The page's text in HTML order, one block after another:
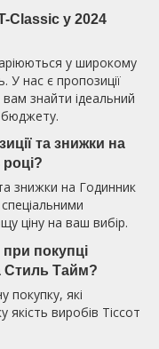
Classic у 2024
у широкому
У нас є пропозиції
знайти ідеальний
бюджету.
та знижки на
знижки на Годинник
ціну на ваш вибір.
при покупці
Стиль Тайм?
покупку, які
виробів Тіссот